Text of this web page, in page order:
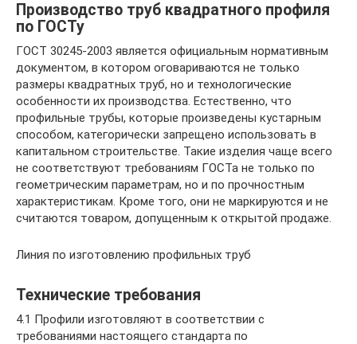
Производство труб квадратного профиля
по ГОСТу
ГОСТ 30245-2003 является официальным нормативным
документом, в котором оговариваются не только
размеры квадратных труб, но и технологические
особенности их производства. Естественно, что
профильные трубы, которые произведены кустарным
способом, категорически запрещено использовать в
капитальном строительстве. Такие изделия чаще всего
не соответствуют требованиям ГОСТа не только по
геометрическим параметрам, но и по прочностным
характеристикам. Кроме того, они не маркируются и не
считаются товаром, допущенным к открытой продаже.
Линия по изготовлению профильных труб
Технические требования
4.1 Профили изготовляют в соответствии с
требованиями настоящего стандарта по